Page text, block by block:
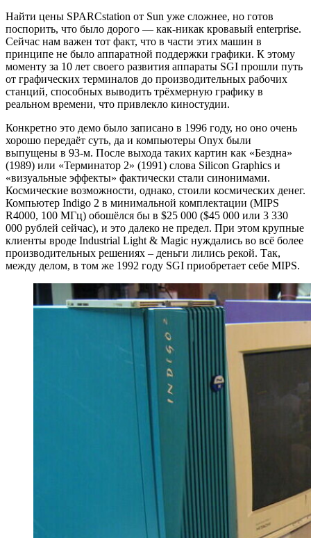
Найти цены SPARCstation от Sun уже сложнее, но готов
поспорить, что было дорого — как-никак кровавый enterprise.
Сейчас нам важен тот факт, что в части этих машин в
принципе не было аппаратной поддержки графики. К этому
моменту за 10 лет своего развития аппараты SGI прошли путь
от графических терминалов до производительных рабочих
станций, способных выводить трёхмерную графику в
реальном времени, что привлекло киностудии.
Конкретно это демо было записано в 1996 году, но оно очень
хорошо передаёт суть, да и компьютеры Onyx были
выпущены в 93-м. После выхода таких картин как «Бездна»
(1989) или «Терминатор 2» (1991) слова Silicon Graphics и
«визуальные эффекты» фактически стали синонимами.
Космические возможности, однако, стоили космических денег.
Компьютер Indigo 2 в минимальной комплектации (MIPS
R4000, 100 МГц) обошёлся бы в $25 000 ($45 000 или 3 330
000 рублей сейчас), и это далеко не предел. При этом крупные
клиенты вроде Industrial Light & Magic нуждались во всё более
производительных решениях – деньги лились рекой. Так,
между делом, в том же 1992 году SGI приобретает себе MIPS.